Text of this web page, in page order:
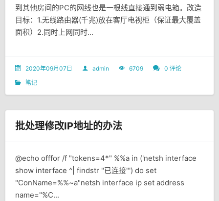
到其他房间的PC的网线也是一根线直接通到弱电箱。改造
目标：1.无线路由器(千兆)放在客厅电视柜（保证最大覆盖
面积）2.同时上网同时...
2020年09月07日 admin 6709
0 评论
笔记
批处理修改IP地址的办法
@echo offfor /f "tokens=4*" %%a in ('netsh interface
show interface ^| findstr "已连接"') do set
"ConName=%%~a"netsh interface ip set address
name="%C...